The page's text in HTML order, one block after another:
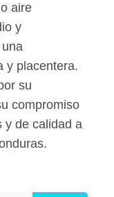
aire
y
y placentera.
su
compromiso
y de calidad a